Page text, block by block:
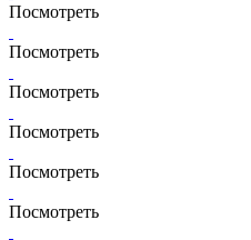
Посмотреть
Посмотреть
Посмотреть
Посмотреть
Посмотреть
Посмотреть